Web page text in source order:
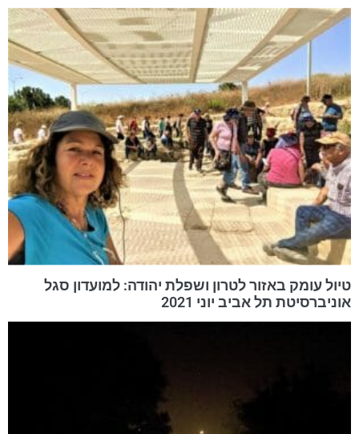
טיול עומק באזור לטרון ושפלת יהודה: למועדון סגל
אוניברסיטת תל אביב יוני 2021